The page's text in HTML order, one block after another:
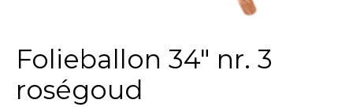
Folieballon 34″ nr. 3
roségoud